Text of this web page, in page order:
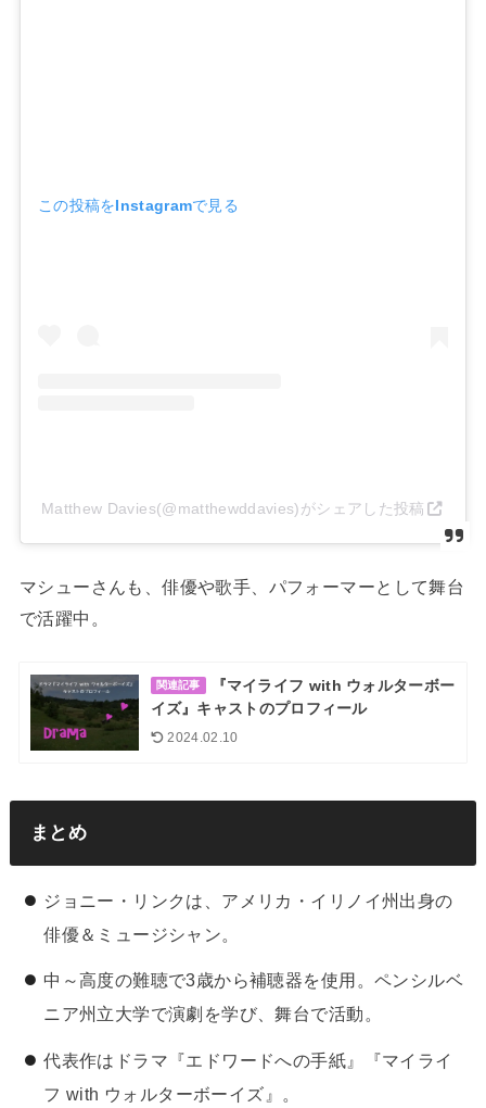
この投稿をInstagramで見る
Matthew Davies(@matthewddavies)がシェアした投稿
マシューさんも、俳優や歌手、パフォーマーとして舞台
で活躍中。
関連記事
『マイライフ with ウォルターボー
イズ』キャストのプロフィール
2024.02.10
まとめ
ジョニー・リンクは、アメリカ・イリノイ州出身の
俳優＆ミュージシャン。
中～高度の難聴で3歳から補聴器を使用。ペンシルベ
ニア州立大学で演劇を学び、舞台で活動。
代表作はドラマ『エドワードへの手紙』『マイライ
フ with ウォルターボーイズ』。